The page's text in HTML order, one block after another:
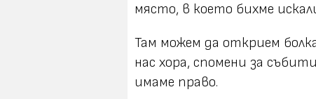
място, в което бихме
Там можем да открием
нас хора, спомени за
имаме право.